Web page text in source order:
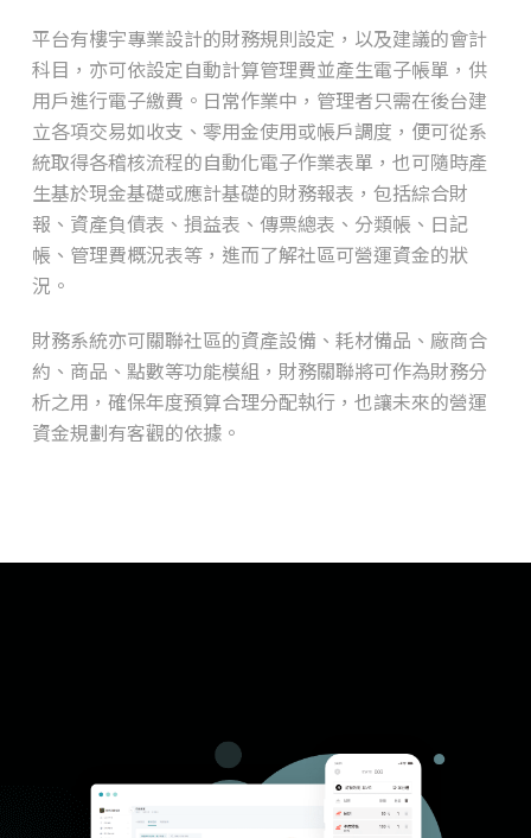
平台有樓宇專業設計的財務規則設定，以及建議的會計
科目，亦可依設定自動計算管理費並產生電子帳單，供
用戶進行電子繳費。日常作業中，管理者只需在後台建
立各項交易如收支、零用金使用或帳戶調度，便可從系
統取得各稽核流程的自動化電子作業表單，也可隨時產
生基於現金基礎或應計基礎的財務報表，包括綜合財
報、資產負債表、損益表、傳票總表、分類帳、日記
帳、管理費概況表等，進而了解社區可營運資金的狀
況。
財務系統亦可關聯社區的資產設備、耗材備品、廠商合
約、商品、點數等功能模組，財務關聯將可作為財務分
析之用，確保年度預算合理分配執行，也讓未來的營運
資金規劃有客觀的依據。